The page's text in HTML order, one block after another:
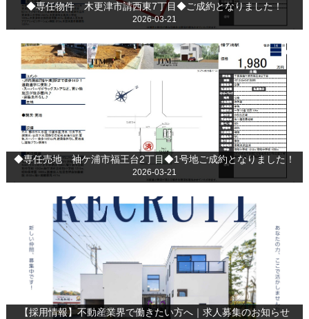
◆専任物件 木更津市請西東7丁目◆ご成約となりました！
2026-03-21
◆専任売地 袖ケ浦市福王台2丁目◆1号地ご成約となりました！
2026-03-21
【採用情報】不動産業界で働きたい方へ｜求人募集のお知らせ